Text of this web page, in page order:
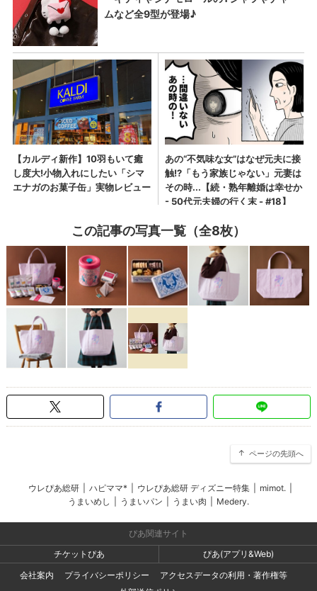
この記事の写真一覧（全8枚）
ページの先頭へ
ウレぴあ総研 ハピママ* ウレぴあ総研 ディズニー特集 mimot.
うまいめし
うまいパン うまい肉 Medery.
ぴあ関連サイト
チケットぴあ
ぴあ(アプリ&Web)
会社案内
プライバシーポリシー
アクセスデータの利用・著作権等